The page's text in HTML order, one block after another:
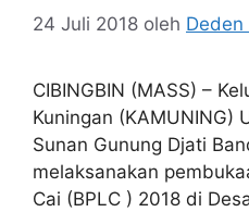
24 Juli 2018 oleh Deden
CIBINGBIN (MASS) –
Kuningan (KAMUNING)
Sunan Gunung Djati
melaksanakan
Cai (BPLC ) 2018 di